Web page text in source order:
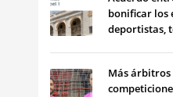
bonificar los
deportistas,
Más árbitros